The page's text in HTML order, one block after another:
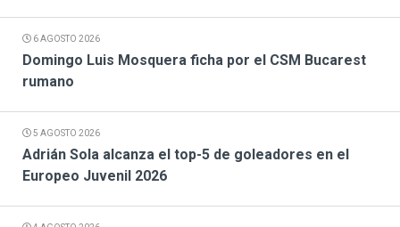
6 AGOSTO 2026
Domingo Luis Mosquera ficha por el CSM Bucarest
rumano
5 AGOSTO 2026
Adrián Sola alcanza el top-5 de goleadores en el
Europeo Juvenil 2026